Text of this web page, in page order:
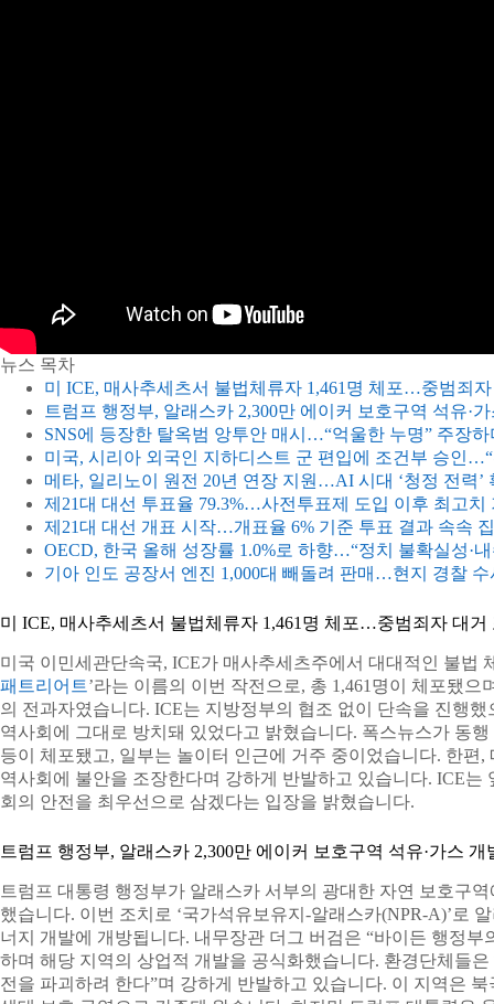
뉴스 목차
미 ICE, 매사추세츠서 불법체류자 1,461명 체포…중범죄
트럼프 행정부, 알래스카 2,300만 에이커 보호구역 석유·
SNS에 등장한 탈옥범 앙투안 매시…“억울한 누명” 주장하
미국, 시리아 외국인 지하디스트 군 편입에 조건부 승인
메타, 일리노이 원전 20년 연장 지원…AI 시대 ‘청정 전력’
제21대 대선 투표율 79.3%…사전투표제 도입 이후 최고치
제21대 대선 개표 시작…개표율 6% 기준 투표 결과 속속
OECD, 한국 올해 성장률 1.0%로 하향…“정치 불확실성·
기아 인도 공장서 엔진 1,000대 빼돌려 판매…현지 경찰 수
미 ICE, 매사추세츠서 불법체류자 1,461명 체포…중범죄자 대거
미국 이민세관단속국, ICE가 매사추세츠주에서 대대적인 불법
패트리어트’라는 이름의 이번 작전으로, 총 1,461명이 체포됐
의 전과자였습니다. ICE는 지방정부의 협조 없이 단속을 진행
역사회에 그대로 방치돼 있었다고 밝혔습니다. 폭스뉴스가 동
등이 체포됐고, 일부는 놀이터 인근에 거주 중이었습니다. 한편,
역사회에 불안을 조장한다며 강하게 반발하고 있습니다. ICE
회의 안전을 최우선으로 삼겠다는 입장을 밝혔습니다.
트럼프 행정부, 알래스카 2,300만 에이커 보호구역 석유·가스 개
트럼프 대통령 행정부가 알래스카 서부의 광대한 자연 보호구
했습니다. 이번 조치로 ‘국가석유보유지-알래스카(NPR-A)’로
너지 개발에 개방됩니다. 내무장관 더그 버검은 “바이든 행정
하며 해당 지역의 상업적 개발을 공식화했습니다. 환경단체들
전을 파괴하려 한다”며 강하게 반발하고 있습니다. 이 지역은